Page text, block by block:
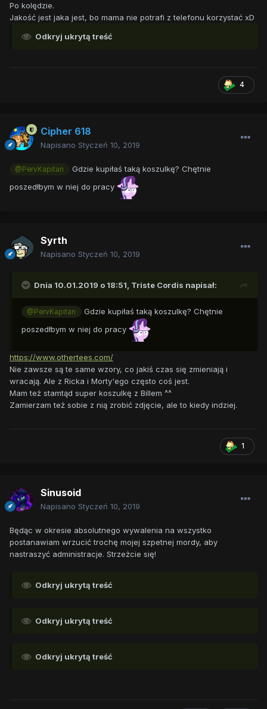
Po kolędzie.
Jakość jest jaka jest, bo mama nie potrafi z telefonu korzystać xD
Odkryj ukrytą treść
4
Cipher 618
Napisano Styczeń 10, 2019
@PervKapitan
Gdzie kupiłaś taką koszulkę? Chętnie
poszedłbym w niej do pracy
Syrth
Napisano Styczeń 10, 2019
Dnia 10.01.2019 o 18:51, Triste Cordis napisał:
@PervKapitan
Gdzie kupiłaś taką koszulkę? Chętnie
poszedłbym w niej do pracy
https://www.othertees.com/
Nie zawsze są te same wzory, co jakiś czas się zmieniają i
wracają. Ale z Ricka i Morty'ego często coś jest.
Mam też stamtąd super koszulkę z Billem ^^
Zamierzam też sobie z nią zrobić zdjęcie, ale to kiedy indziej.
1
Sinusoid
Napisano Styczeń 10, 2019
Będąc w okresie absolutnego wywalenia na wszystko
postanawiam wrzucić trochę mojej szpetnej mordy, aby
nastraszyć administracje. Strzeżcie się!
Odkryj ukrytą treść
Odkryj ukrytą treść
Odkryj ukrytą treść